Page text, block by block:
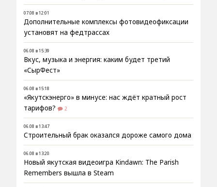
07.08 в 12:01
Дополнительные комплексы фотовидеофиксации
установят на федтрассах
06.08 в 15:39
Вкус, музыка и энергия: каким будет третий
«СырФест»
06.08 в 15:18
«Якутскэнерго» в минусе: нас ждёт кратный рост
тарифов?
2
06.08 в 13:47
Строительный брак оказался дороже самого дома
06.08 в 13:20
Новый якутская видеоигра Kindawn: The Parish
Remembers вышла в Steam